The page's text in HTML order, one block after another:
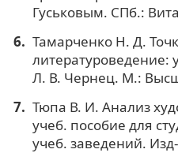
Гуськовым. СПб.:
Тамарченко Н. Д.
литературоведение:
Л. В. Чернец. М.:
Тюпа В. И. Анализ
учеб. пособие для
учеб. заведений.